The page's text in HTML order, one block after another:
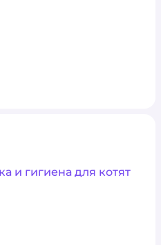
и гигиена для котят